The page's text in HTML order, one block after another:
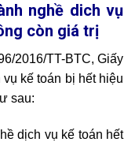
nghề dich vụ
còn giá trị
2016/TT-BTC, Giấy
kế toán bị hết hiệu
sau:
dịch vụ kế toán hết